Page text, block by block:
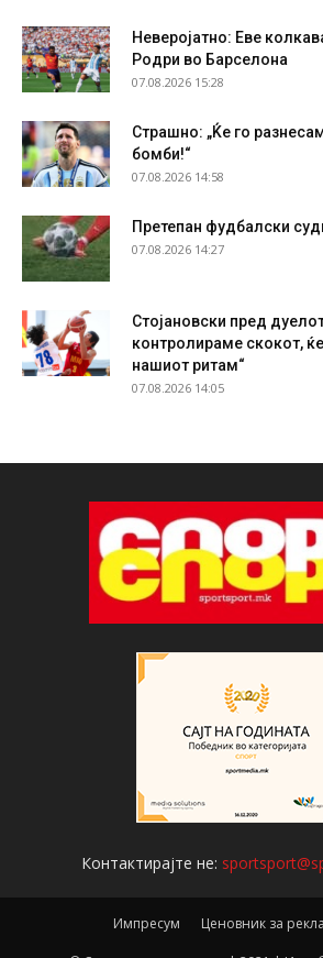
Неверојатно: Еве
Родри во Барселона
07.08.2026 15:28
Страшно: „Ќе го
бомби!“
07.08.2026 14:58
Претепан фудбалски
07.08.2026 14:27
Стојановски пред
контролираме скокот,
нашиот ритам“
07.08.2026 14:05
Контактирајте не:
Импресум Ценовник за